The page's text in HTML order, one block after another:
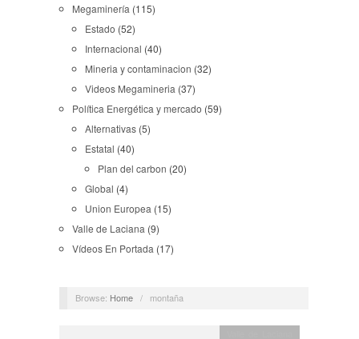
Megaminería (115)
Estado (52)
Internacional (40)
Mineria y contaminacion (32)
Videos Megamineria (37)
Política Energética y mercado (59)
Alternativas (5)
Estatal (40)
Plan del carbon (20)
Global (4)
Union Europea (15)
Valle de Laciana (9)
Vídeos En Portada (17)
Browse: Home / montaña